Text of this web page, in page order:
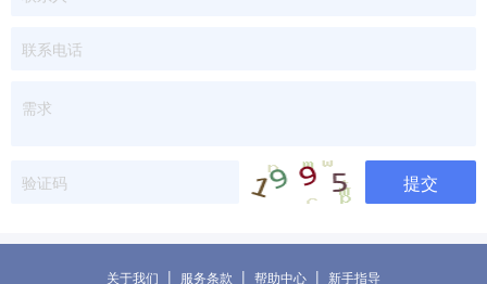
提交
关于我们 | 服务条款 | 帮助中心 | 新手指导